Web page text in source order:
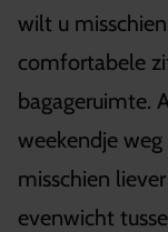
wilt u
comfortabele
bagageruimte.
weekendje
misschien
evenwicht